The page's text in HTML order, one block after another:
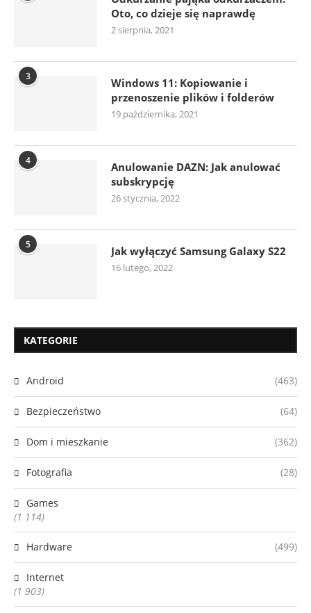
Oto, co dzieje się naprawdę
2 sierpnia, 2021
3
Windows 11: Kopiowanie i
przenoszenie plików i folderów
19 października, 2021
4
Anulowanie DAZN: Jak anulować
subskrypcję
26 stycznia, 2022
5 Jak wyłączyć Samsung Galaxy S22
16 lutego, 2022
KATEGORIE
Android (463)
Bezpieczeństwo (64)
Dom i mieszkanie (362)
Fotografia (28)
Games
(1 114)
Hardware (499)
Internet
(1 903)